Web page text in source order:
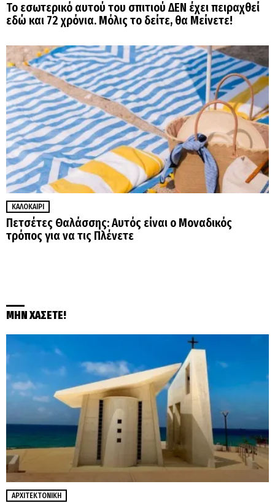
Το εσωτερικό αυτού του σπιτιού ΔΕΝ έχει πειραχθεί
εδώ και 72 χρόνια. Μόλις το δείτε, θα Μείνετε!
ΚΑΛΟΚΑΊΡΙ
Πετσέτες Θαλάσσης: Αυτός είναι ο Μοναδικός
τρόπος για να τις Πλένετε
ΜΗΝ ΧΑΣΕΤΕ!
ΑΡΧΙΤΕΚΤΟΝΙΚΉ